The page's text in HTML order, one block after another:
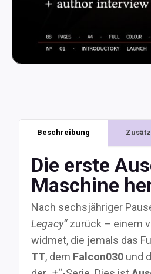
Beschreibung
Die erste
Maschine
Nach sechsjähriger
Legacy“zurück – einem
widmet, die jemals das
TT, dem Falcon030 und